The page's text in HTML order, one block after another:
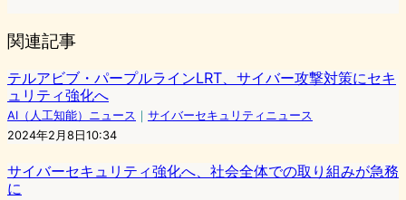
関連記事
テルアビブ・パープルラインLRT、サイバー攻撃対策にセキ
ュリティ強化へ
AI（人工知能）ニュース ｜ サイバーセキュリティニュース
2024年2月8日10:34
サイバーセキュリティ強化へ、社会全体での取り組みが急務
に